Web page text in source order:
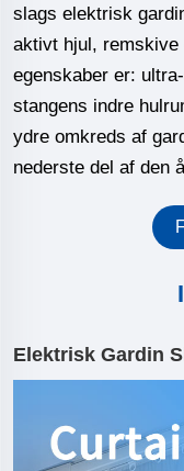
slags elektrisk
aktivt hjul,
egenskaber er:
stangens indre
ydre omkreds af
nederste del af den
Elektrisk Gardin